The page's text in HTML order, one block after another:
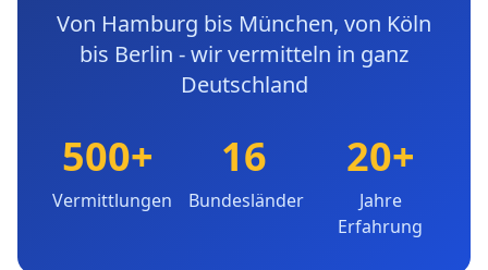
Von Hamburg bis München, von Köln
bis Berlin - wir vermitteln in ganz
Deutschland
500+
Vermittlungen
16
Bundesländer
20+
Jahre
Erfahrung